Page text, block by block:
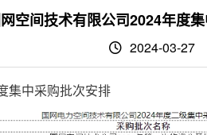
空间技术有限公司2024年度
2024-03-27
集中采购批次安排